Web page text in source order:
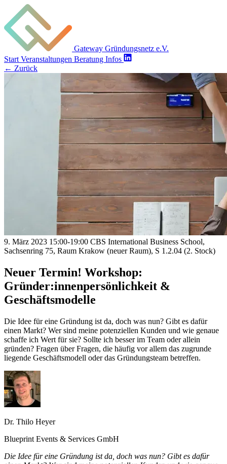
Gateway Gründungsnetz e.V.
Start Veranstaltungen Beratung Infos
← Zurück
9. März 2023 15:00-19:00 CBS International Business School,
Sachsenring 75, Raum Krakow (neuer Raum), S 1.2.04 (2. Stock)
Neuer Termin! Workshop:
Gründer:innenpersönlichkeit &
Geschäftsmodelle
Die Idee für eine Gründung ist da, doch was nun? Gibt es dafür
einen Markt? Wer sind meine potenziellen Kunden und wie genaue
schaffe ich Wert für sie? Sollte ich besser im Team oder allein
gründen? Fragen über Fragen, die häufig vor allem das zugrunde
liegende Geschäftsmodell oder das Gründungsteam betreffen.
Dr. Thilo Heyer
Blueprint Events & Services GmbH
Die Idee für eine Gründung ist da, doch was nun? Gibt es dafür